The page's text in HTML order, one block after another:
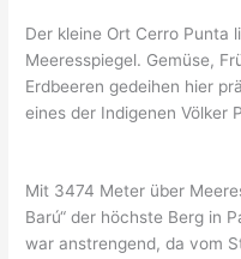
Der kleine Ort Cerro
Meeresspiegel. Gemüse,
Erdbeeren gedeihen hier
eines der Indigenen Völker
Mit 3474 Meter über
Barú“ der höchste Berg in
war anstrengend, da vom